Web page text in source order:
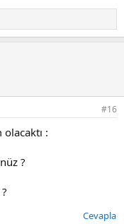
#16
:
?
Cevapla